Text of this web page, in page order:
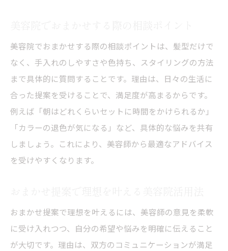
美容院でおまかせする際の相談ポイントは、髪型だけで
なく、手入れのしやすさや色持ち、スタイリングの方法
まで具体的に質問することです。理由は、日々の生活に
合った提案を受けることで、満足度が高まるからです。
例えば「朝はどれくらいセットに時間をかけられるか」
「カラーの退色が気になる」など、具体的な悩みを共有
しましょう。これにより、美容師から最適なアドバイス
を受けやすくなります。
おまかせ提案で理想を叶えるには、美容師の意見を柔軟
に受け入れつつ、自分の希望や悩みを明確に伝えること
が大切です。理由は、双方のコミュニケーションが満足